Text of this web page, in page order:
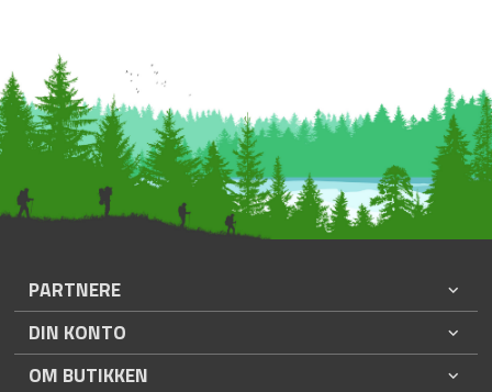
PARTNERE
DIN KONTO
OM BUTIKKEN